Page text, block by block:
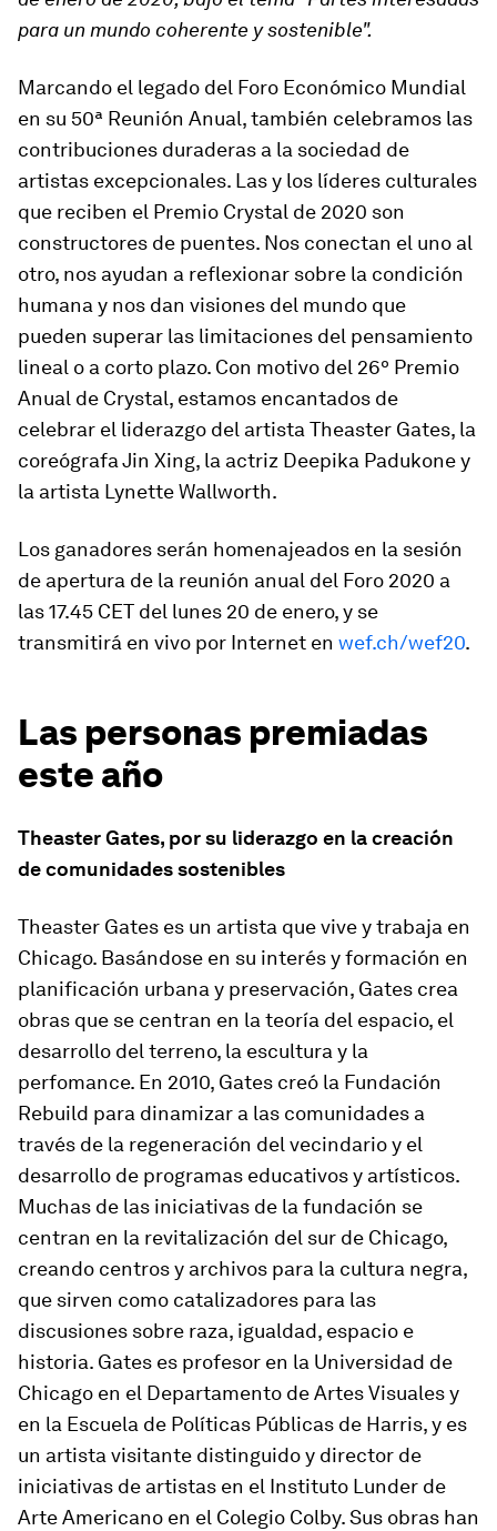
para un mundo coherente y sostenible".
Marcando el legado del Foro Económico Mundial
en su 50ª Reunión Anual, también celebramos las
contribuciones duraderas a la sociedad de
artistas excepcionales. Las y los líderes culturales
que reciben el Premio Crystal de 2020 son
constructores de puentes. Nos conectan el uno al
otro, nos ayudan a reflexionar sobre la condición
humana y nos dan visiones del mundo que
pueden superar las limitaciones del pensamiento
lineal o a corto plazo. Con motivo del 26º Premio
Anual de Crystal, estamos encantados de
celebrar el liderazgo del artista Theaster Gates, la
coreógrafa Jin Xing, la actriz Deepika Padukone y
la artista Lynette Wallworth.
Los ganadores serán homenajeados en la sesión
de apertura de la reunión anual del Foro 2020 a
las 17.45 CET del lunes 20 de enero, y se
transmitirá en vivo por Internet en wef.ch/wef20.
Las personas premiadas
este año
Theaster Gates, por su liderazgo en la creación
de comunidades sostenibles
Theaster Gates es un artista que vive y trabaja en
Chicago. Basándose en su interés y formación en
planificación urbana y preservación, Gates crea
obras que se centran en la teoría del espacio, el
desarrollo del terreno, la escultura y la
perfomance. En 2010, Gates creó la Fundación
Rebuild para dinamizar a las comunidades a
través de la regeneración del vecindario y el
desarrollo de programas educativos y artísticos.
Muchas de las iniciativas de la fundación se
centran en la revitalización del sur de Chicago,
creando centros y archivos para la cultura negra,
que sirven como catalizadores para las
discusiones sobre raza, igualdad, espacio e
historia. Gates es profesor en la Universidad de
Chicago en el Departamento de Artes Visuales y
en la Escuela de Políticas Públicas de Harris, y es
un artista visitante distinguido y director de
iniciativas de artistas en el Instituto Lunder de
Arte Americano en el Colegio Colby. Sus obras han